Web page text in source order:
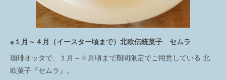
※１月～４月（イースター頃まで）北欧伝統菓子 セムラ
珈琲オッタで、１月～４月頃まで期間限定でご用意している 北
欧菓子『セムラ』。